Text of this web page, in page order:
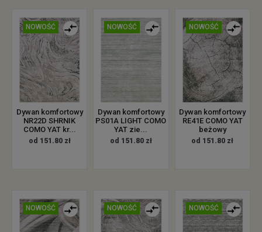
NOWOŚĆ
Dywan komfortowy
NR22D SHRNIK
COMO YAT kr...
od 151.80 zł
NOWOŚĆ
Dywan komfortowy
PS01A LIGHT COMO
YAT zie...
od 151.80 zł
NOWOŚĆ
Dywan komfortowy
RE41E COMO YAT
beżowy
od 151.80 zł
NOWOŚĆ NOWOŚĆ NOWOŚĆ